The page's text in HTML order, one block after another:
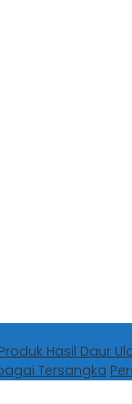
Produk Hasil Daur
Tersangka